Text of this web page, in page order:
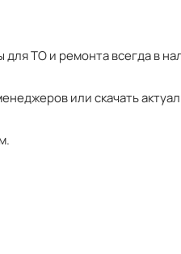
ТО и ремонта всегда в
или скачать